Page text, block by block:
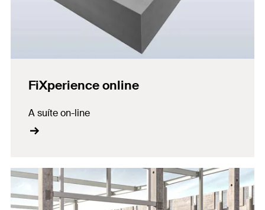
FiXperience online
A suíte on-line